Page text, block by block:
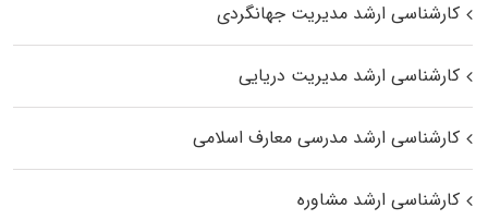
کارشناسی ارشد مدیریت جهانگردی
کارشناسی ارشد مدیریت دریایی
کارشناسی ارشد مدرسی معارف اسلامی
کارشناسی ارشد مشاوره